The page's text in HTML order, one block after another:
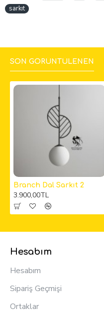
sarkıt
SON GÖRÜNTÜLENEN
Branch Dal Sarkıt 2
3.900,00TL
Hesabım
Hesabım
Sipariş Geçmişi
Ortaklar